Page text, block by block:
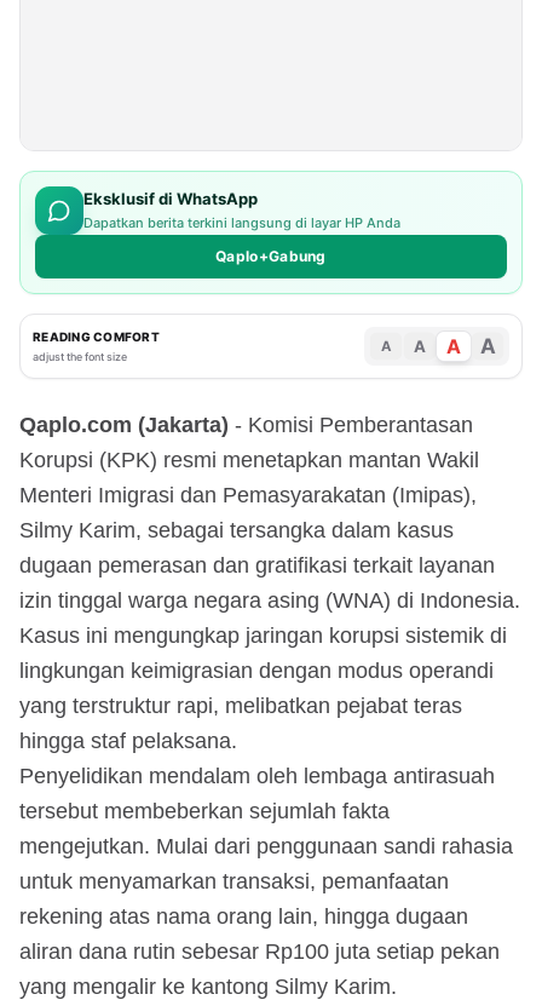
Eksklusif di WhatsApp
Dapatkan berita terkini langsung di layar HP Anda
Qaplo+Gabung
READING COMFORT
adjust the font size
A A A A
Qaplo.com (Jakarta) - Komisi Pemberantasan
Korupsi (KPK) resmi menetapkan mantan Wakil
Menteri Imigrasi dan Pemasyarakatan (Imipas),
Silmy Karim, sebagai tersangka dalam kasus
dugaan pemerasan dan gratifikasi terkait layanan
izin tinggal warga negara asing (WNA) di Indonesia.
Kasus ini mengungkap jaringan korupsi sistemik di
lingkungan keimigrasian dengan modus operandi
yang terstruktur rapi, melibatkan pejabat teras
hingga staf pelaksana.
Penyelidikan mendalam oleh lembaga antirasuah
tersebut membeberkan sejumlah fakta
mengejutkan. Mulai dari penggunaan sandi rahasia
untuk menyamarkan transaksi, pemanfaatan
rekening atas nama orang lain, hingga dugaan
aliran dana rutin sebesar Rp100 juta setiap pekan
yang mengalir ke kantong Silmy Karim.